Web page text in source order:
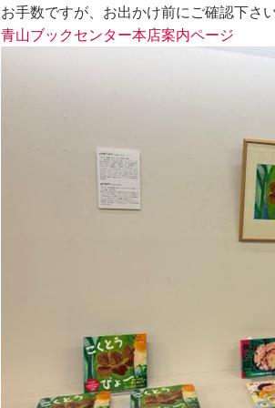
お手数ですが、お出かけ前にご確認下さ
青山ブックセンター本店案内ページ